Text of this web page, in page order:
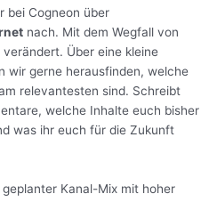
bei Cogneon über
nach. Mit dem Wegfall von
Über eine kleine
wir gerne herausfinden, welche
relevantesten sind. Schreibt
welche Inhalte euch bisher
was ihr euch für die Zukunft
Kanal-Mix mit hoher